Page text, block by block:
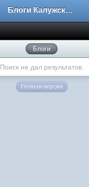
Блоги Калужского перекрестка
Блоги
Поиск не дал результатов.
Полная версия